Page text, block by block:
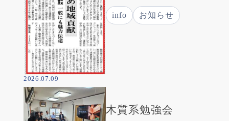
info お知らせ
2026.07.09
木質系勉強会